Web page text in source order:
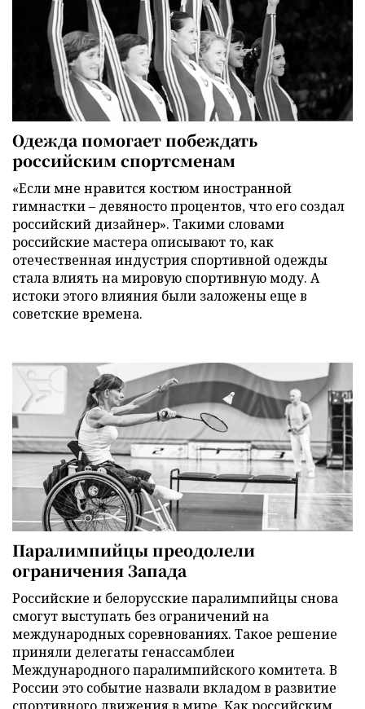
Одежда помогает побеждать
российским спортсменам
«Если мне нравится костюм иностранной
гимнастки – девяносто процентов, что его создал
российский дизайнер». Такими словами
российские мастера описывают то, как
отечественная индустрия спортивной одежды
стала влиять на мировую спортивную моду. А
истоки этого влияния были заложены еще в
советские времена.
Паралимпийцы преодолели
ограничения Запада
Российские и белорусские паралимпийцы снова
смогут выступать без ограничений на
международных соревнованиях. Такое решение
приняли делегаты генассамблеи
Международного паралимпийского комитета. В
России это событие назвали вкладом в развитие